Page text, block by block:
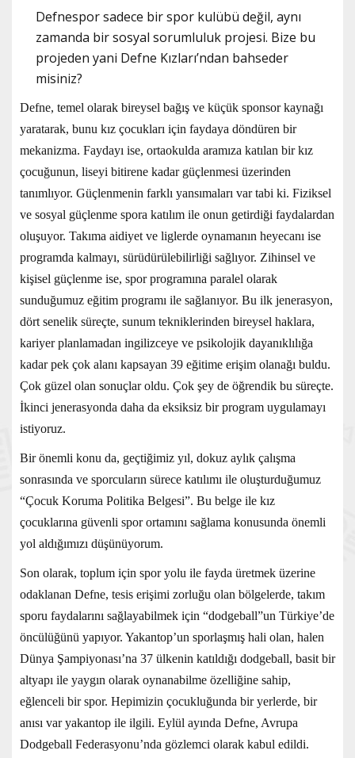
Defnespor sadece bir spor kulübü değil, aynı
zamanda bir sosyal sorumluluk projesi. Bize bu
projeden yani Defne Kızları’ndan bahseder
misiniz?
Defne, temel olarak bireysel bağış ve küçük sponsor kaynağı
yaratarak, bunu kız çocukları için faydaya döndüren bir
mekanizma. Faydayı ise, ortaokulda aramıza katılan bir kız
çocuğunun, liseyi bitirene kadar güçlenmesi üzerinden
tanımlıyor. Güçlenmenin farklı yansımaları var tabi ki. Fiziksel
ve sosyal güçlenme spora katılım ile onun getirdiği faydalardan
oluşuyor. Takıma aidiyet ve liglerde oynamanın heyecanı ise
programda kalmayı, sürüdürülebilirliği sağlıyor. Zihinsel ve
kişisel güçlenme ise, spor programına paralel olarak
sunduğumuz eğitim programı ile sağlanıyor. Bu ilk jenerasyon,
dört senelik süreçte, sunum tekniklerinden bireysel haklara,
kariyer planlamadan ingilizceye ve psikolojik dayanıklılığa
kadar pek çok alanı kapsayan 39 eğitime erişim olanağı buldu.
Çok güzel olan sonuçlar oldu. Çok şey de öğrendik bu süreçte.
İkinci jenerasyonda daha da eksiksiz bir program uygulamayı
istiyoruz.
Bir önemli konu da, geçtiğimiz yıl, dokuz aylık çalışma
sonrasında ve sporcuların sürece katılımı ile oluşturduğumuz
“Çocuk Koruma Politika Belgesi”. Bu belge ile kız
çocuklarına güvenli spor ortamını sağlama konusunda önemli
yol aldığımızı düşünüyorum.
Son olarak, toplum için spor yolu ile fayda üretmek üzerine
odaklanan Defne, tesis erişimi zorluğu olan bölgelerde, takım
sporu faydalarını sağlayabilmek için “dodgeball”un Türkiye’de
öncülüğünü yapıyor. Yakantop’un sporlaşmış hali olan, halen
Dünya Şampiyonası’na 37 ülkenin katıldığı dodgeball, basit bir
altyapı ile yaygın olarak oynanabilme özelliğine sahip,
eğlenceli bir spor. Hepimizin çocukluğunda bir yerlerde, bir
anısı var yakantop ile ilgili. Eylül ayında Defne, Avrupa
Dodgeball Federasyonu’nda gözlemci olarak kabul edildi.